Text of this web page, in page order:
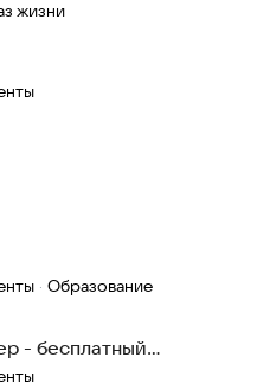
жизни
· Образование
- бесплатный